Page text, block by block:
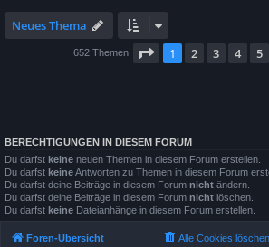
Neues Thema
652 Themen Seite 1von
1 2 3 4 5
BERECHTIGUNGEN IN DIESEM FORUM
Du darfst keine neuen Themen in diesem Forum erstellen.
Du darfst keineAntworten zu Themen in diesem Forum
Du darfst deine Beiträge in diesem Forum nicht ändern.
Du darfst deine Beiträge in diesem Forum nicht löschen.
Du darfst keine Dateianhänge in diesem Forum erstellen.
Foren-Übersicht Alle Cookies löschen